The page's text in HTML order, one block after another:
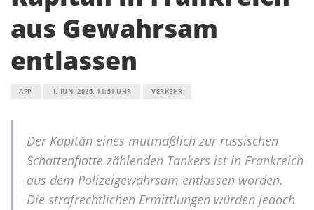
aus Gewahrsam
entlassen
AFP 4. JUNI 2026, 11:51 UHR VERKEHR
Der Kapitän eines mutmaßlich zur russischen
Schattenflotte zählenden Tankers ist in Frankreich
aus dem Polizeigewahrsam entlassen worden.
Die strafrechtlichen Ermittlungen würden jedoch